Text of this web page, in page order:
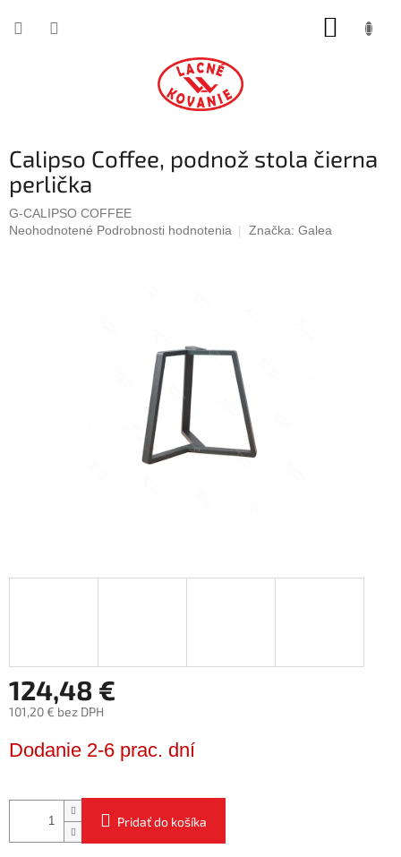
Calipso Coffee, podnož stola čierna
perlička
G-CALIPSO COFFEE
Priemerné
Neohodnotené Podrobnosti hodnotenia Značka: Galea
124,48 €
101,20 € bez DPH
cena:
Dodanie 2-6 prac. dní
Pridať do košíka